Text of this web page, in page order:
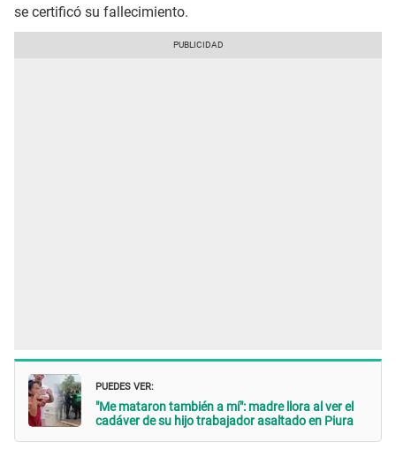
se certificó su fallecimiento.
PUEDES VER:
"Me mataron también a mí": madre llora al ver el
cadáver de su hijo trabajador asaltado en Piura